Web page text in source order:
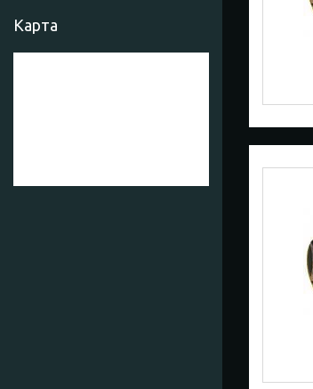
Карта